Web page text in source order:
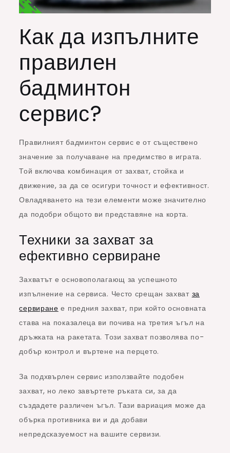
Как да изпълните
правилен
бадминтон
сервис?
Правилният бадминтон сервис е от съществено
значение за получаване на предимство в играта.
Той включва комбинация от захват, стойка и
движение, за да се осигури точност и ефективност.
Овладяването на тези елементи може значително
да подобри общото ви представяне на корта.
Техники за захват за
ефективно сервиране
Захватът е основополагающ за успешното
изпълнение на сервиса. Често срещан захват за
сервиране е предния захват, при който основната
става на показалеца ви почива на третия ъгъл на
дръжката на ракетата. Този захват позволява по-
добър контрол и въртене на перцето.
За подхвърлен сервис използвайте подобен
захват, но леко завъртете ръката си, за да
създадете различен ъгъл. Тази вариация може да
обърка противника ви и да добави
непредсказуемост на вашите сервизи.